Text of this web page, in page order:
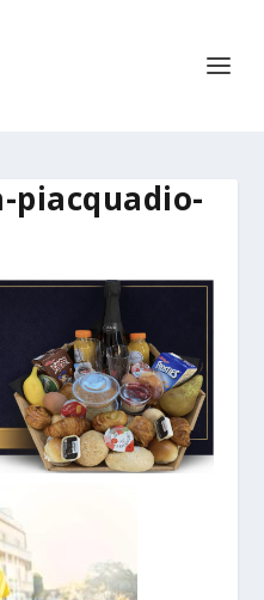
piacquadio-